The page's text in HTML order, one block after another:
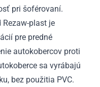
pri šoférovaní.
Rezaw-plast je
pre predné
autokobercov proti
sa vyrábajú
bez použitia PVC.